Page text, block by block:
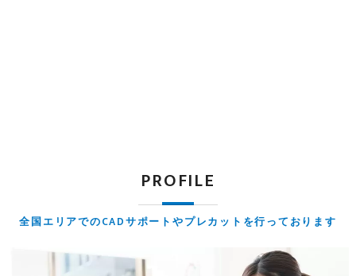
全国エリアでのCADサポートやプレカットを行っております
PROFILE